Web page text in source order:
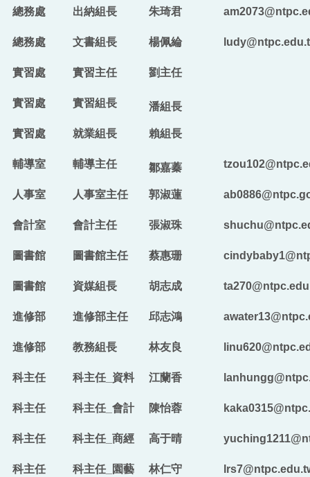
總務處 出納組長 朱琦君
總務處 文書組長 楊佩綸
實習處 實習主任 劉主任
實習處 實習組長 潘組長
實習處 就業組長 賴組長
輔導室 輔導主任 鄒嘉蓁
人事室 人事室主任 郭淑蓮
會計室 會計主任 張淑珠 shuchu
圖書館 圖書館主任 蔡惠珊
圖書館 資媒組長 胡志成
進修部 進修部主任 邱志鴻
進修部 教務組長 林友良
科主任 科主任_資料 江蘭香
科主任 科主任_會計 陳怡蓉
科主任 科主任_商經 高于晴
科主任 科主任_園藝 林仁守